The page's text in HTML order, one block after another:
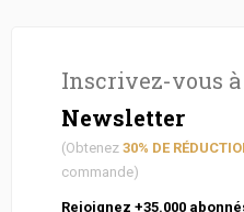
Inscrivez-vous
Newsletter
(Obtenez 30% DE
commande)
Rejoignez +35.000